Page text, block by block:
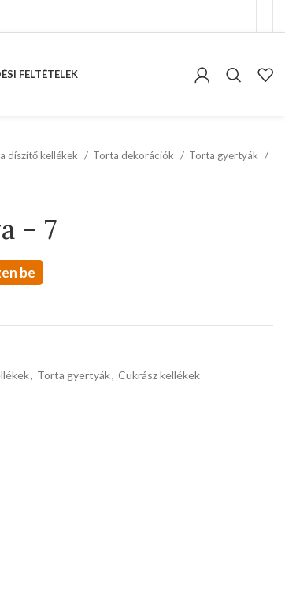
FELTÉTELEK
díszítő kellékek Torta dekorációk
Torta gyertyák
– 7
be
, Torta gyertyák, Cukrász kellékek